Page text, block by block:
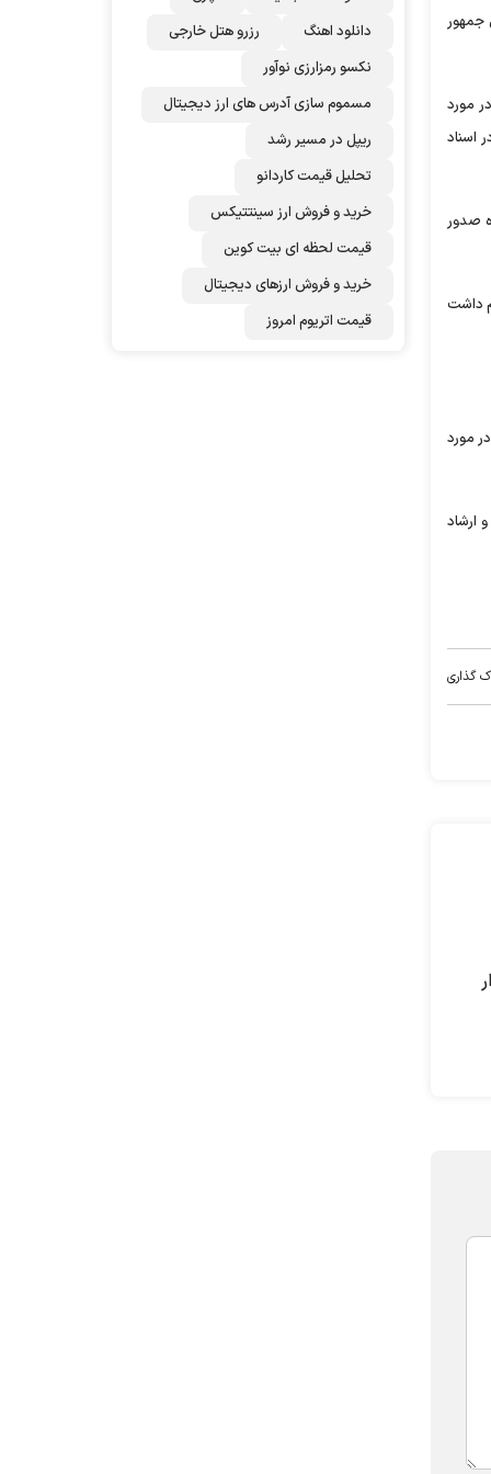
جمهور
مورد
اسناد
صدور
داشت
ترکی را داریم و این را منطقه به منطقه انجام می‌دهیم، اظهار داشت: ما ۴۵ سال در مورد
ارشاد
گذاری
۳هزار
دانلود اهنگ
رزرو هتل خارجی
نکسو رمزارزی نوآور
مسموم سازی آدرس های ارز دیجیتال
ریپل در مسیر رشد
تحلیل قیمت کاردانو
خرید و فروش ارز سینتتیکس
قیمت لحظه ای بیت کوین
خرید و فروش ارزهای دیجیتال
قیمت اتریوم امروز